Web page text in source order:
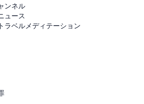
ンネル
ュース
ラベルメディテーション